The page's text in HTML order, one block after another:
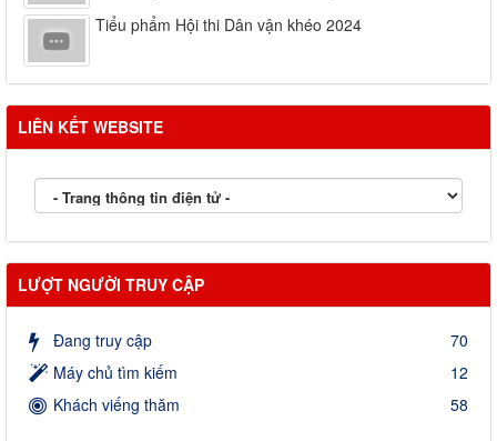
Tiểu phẩm Hội thi Dân vận khéo 2024
LIÊN KẾT WEBSITE
LƯỢT NGƯỜI TRUY CẬP
Đang truy cập
70
Máy chủ tìm kiếm
12
Khách viếng thăm
58